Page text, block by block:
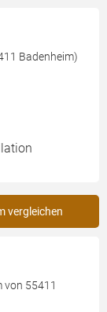
Badenheim)
vergleichen
von 55411